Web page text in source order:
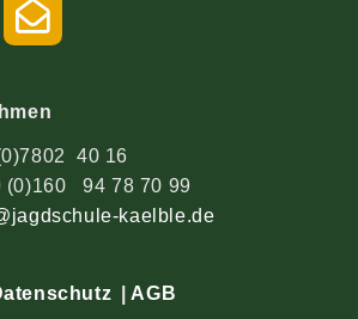
40 16
94 78 70 99
kaelble.de
AGB